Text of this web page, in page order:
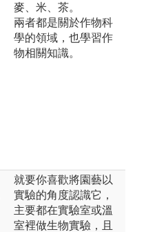
麥、米、茶。
兩者都是關於作物科
學的領域，也學習作
物相關知識。
就要你喜歡將園藝以
實驗的角度認識它，
主要都在實驗室或溫
室裡做生物實驗，且